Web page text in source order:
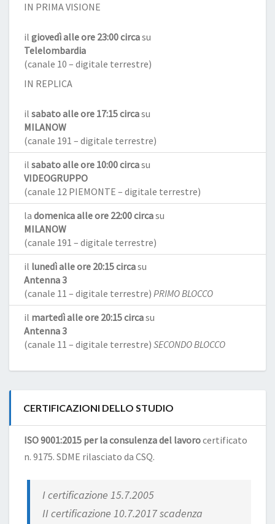
IN PRIMA VISIONE
il giovedì alle ore 23:00 circasu
Telelombardia
(canale 10 – digitale terrestre)
IN REPLICA
il sabato alle ore 17:15 circasu
MILANOW
(canale 191 – digitale terrestre)
il sabato alle ore 10:00 circasu
VIDEOGRUPPO
(canale 12 PIEMONTE – digitale terrestre)
la domenica alle ore 22:00 circasu
MILANOW
(canale 191 – digitale terrestre)
il lunedì alle ore 20:15 circasu
Antenna 3
(canale 11 – digitale terrestre) PRIMO BLOCCO
il martedì alle ore 20:15 circasu
Antenna 3
(canale 11 – digitale terrestre) SECONDO BLOCCO
CERTIFICAZIONI DELLO STUDIO
ISO 9001:2015 per la consulenza del lavorocertificato
n. 9175. SDME rilasciato da CSQ.
I certificazione 15.7.2005
II certificazione 10.7.2017 scadenza